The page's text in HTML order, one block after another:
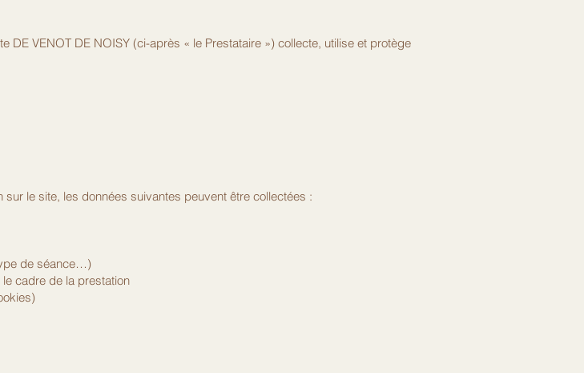
DE VENOT DE NOISY (ci-après « le Prestataire ») collecte, utilise et protège
le site, les données suivantes peuvent être collectées :
de séance…)
cadre de la prestation